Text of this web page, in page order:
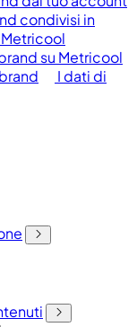
condivisi in
su Metricool
I dati di